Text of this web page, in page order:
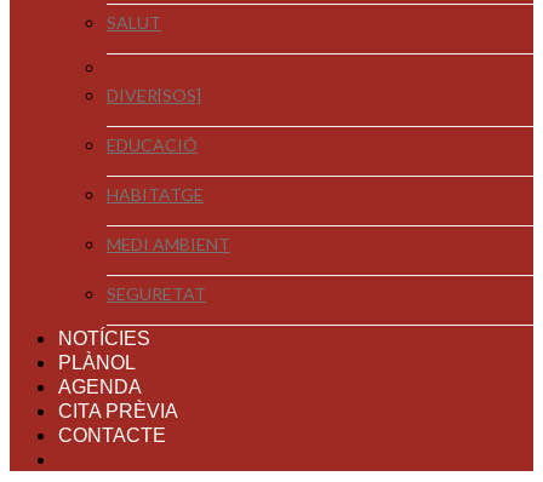
SALUT
DIVER[SOS]
EDUCACIÓ
HABITATGE
MEDI AMBIENT
SEGURETAT
NOTÍCIES
PLÀNOL
AGENDA
CITA PRÈVIA
CONTACTE